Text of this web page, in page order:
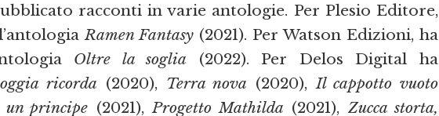
racconti in varie antologie. Per Plesio Editore,
Ramen Fantasy (2021). Per Watson Edizioni, ha
Oltre la soglia (2022). Per Delos Digital ha
ricorda (2020), Terra nova (2020),Il cappotto vuoto
un principe (2021),Progetto Mathilda (2021), Zucca storta,